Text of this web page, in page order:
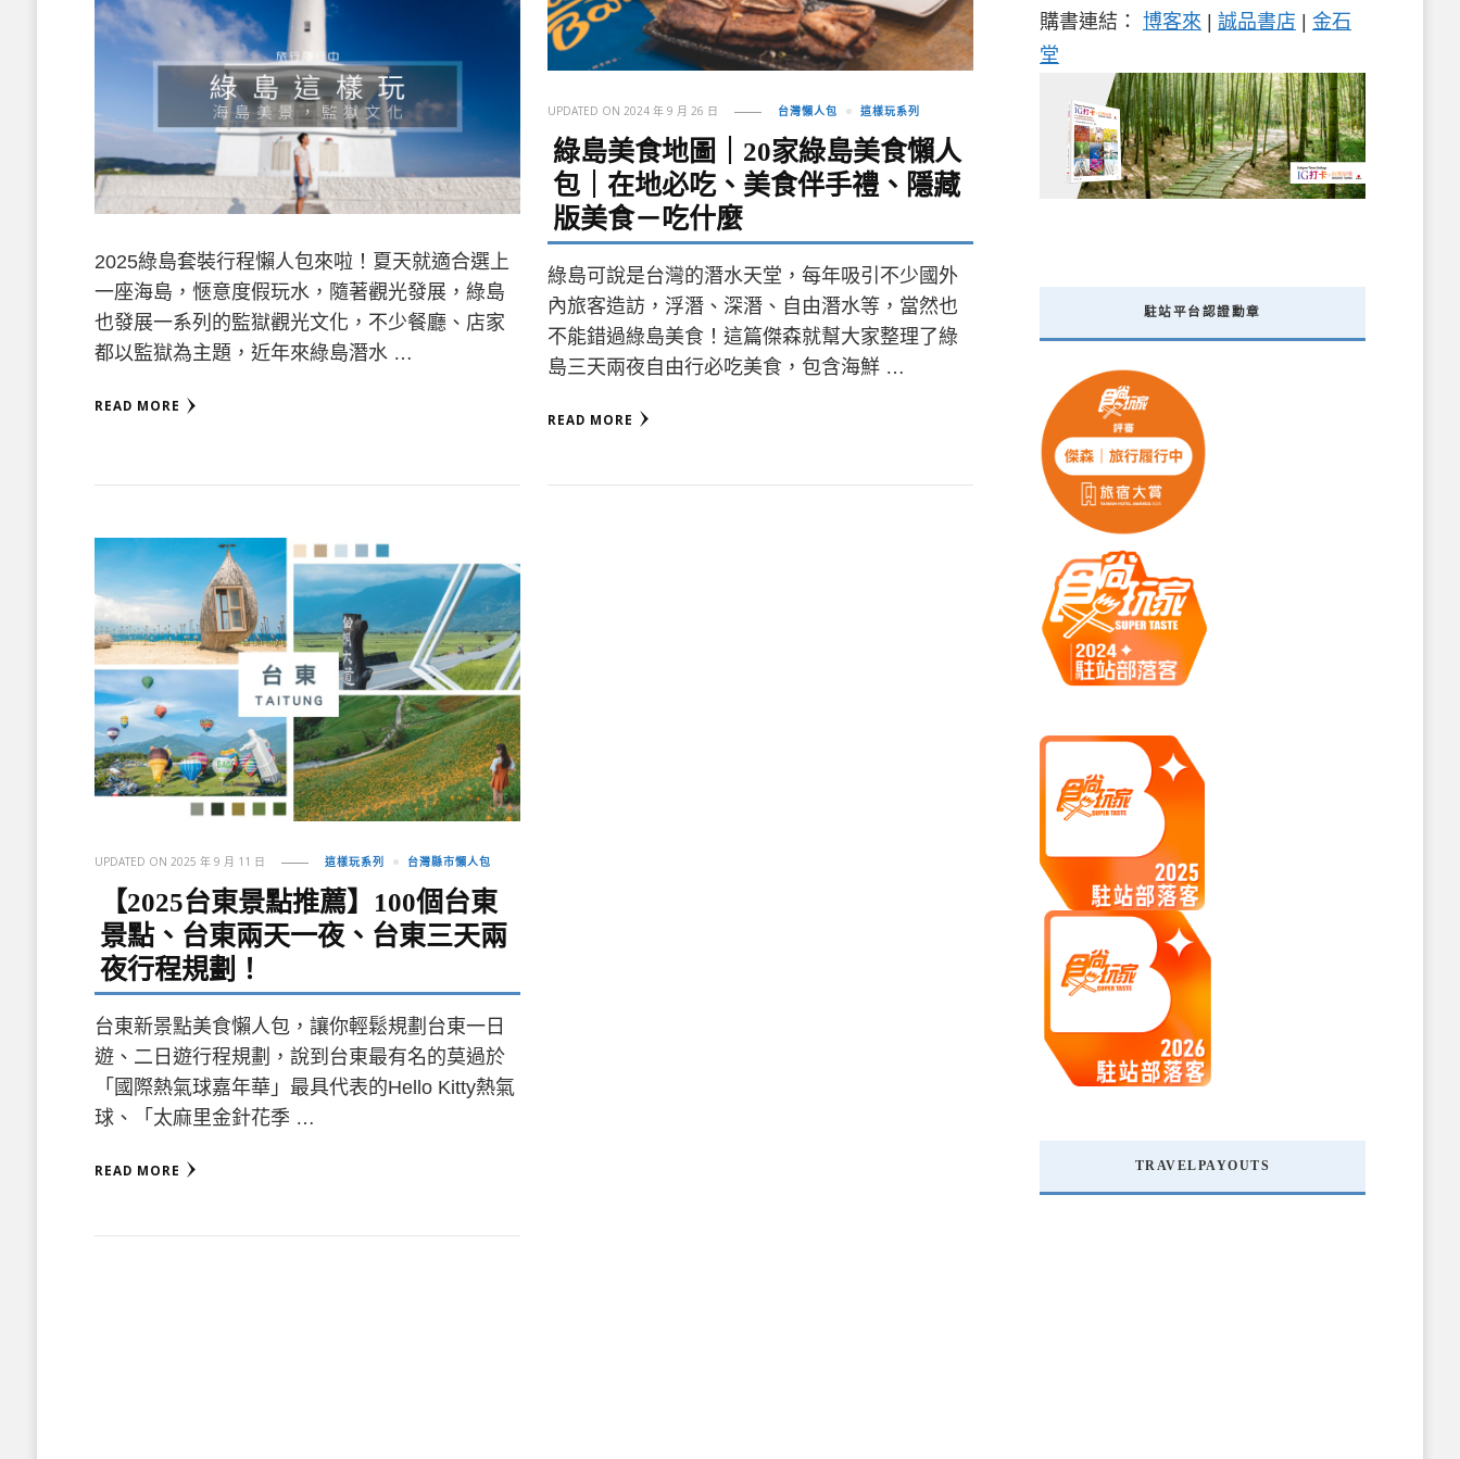
2025綠島套裝行程懶人包來啦！夏天就適合選上
一座海島，愜意度假玩水，隨著觀光發展，綠島
也發展一系列的監獄觀光文化，不少餐廳、店家
都以監獄為主題，近年來綠島潛水 …
READ MORE
UPDATED ON 2024 年 9 月 26 日 台灣懶人包 這樣玩系列
綠島美食地圖｜20家綠島美食懶人
包｜在地必吃、美食伴手禮、隱藏
版美食－吃什麼
綠島可說是台灣的潛水天堂，每年吸引不少國外
內旅客造訪，浮潛、深潛、自由潛水等，當然也
不能錯過綠島美食！這篇傑森就幫大家整理了綠
島三天兩夜自由行必吃美食，包含海鮮 …
READ MORE
UPDATED ON2025 年 9 月 11 日 這樣玩系列 台灣縣市懶人包
【2025台東景點推薦】100個台東
景點、台東兩天一夜、台東三天兩
夜行程規劃！
台東新景點美食懶人包，讓你輕鬆規劃台東一日
遊、二日遊行程規劃，說到台東最有名的莫過於
「國際熱氣球嘉年華」最具代表的Hello Kitty熱氣
球、「太麻里金針花季 …
READ MORE
購書連結： 博客來 | 誠品書店 | 金石
堂
駐站平台認證勳章
TRAVELPAYOUTS